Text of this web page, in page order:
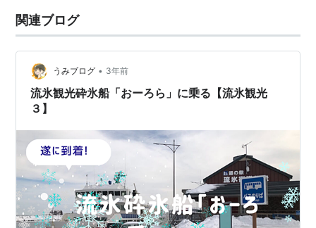
関連ブログ
うみブログ • 3年前
流氷観光砕氷船「おーろら」に乗る【流氷観光
３】